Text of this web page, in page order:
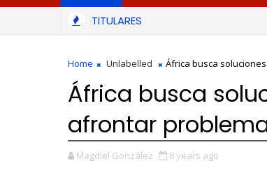
TITULARES
Home Unlabelled África busca
África busca
afrontar
Magdiel González 8 years ago